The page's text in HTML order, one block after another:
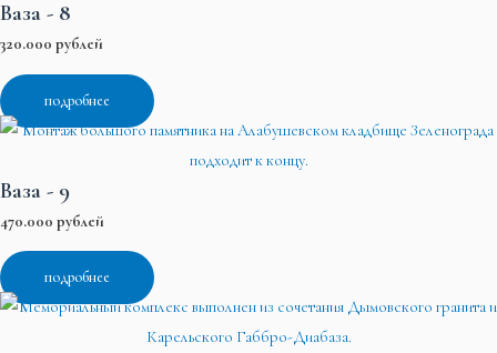
Ваза - 8
320.000 рублей
подробнее
Ваза - 9
470.000 рублей
подробнее